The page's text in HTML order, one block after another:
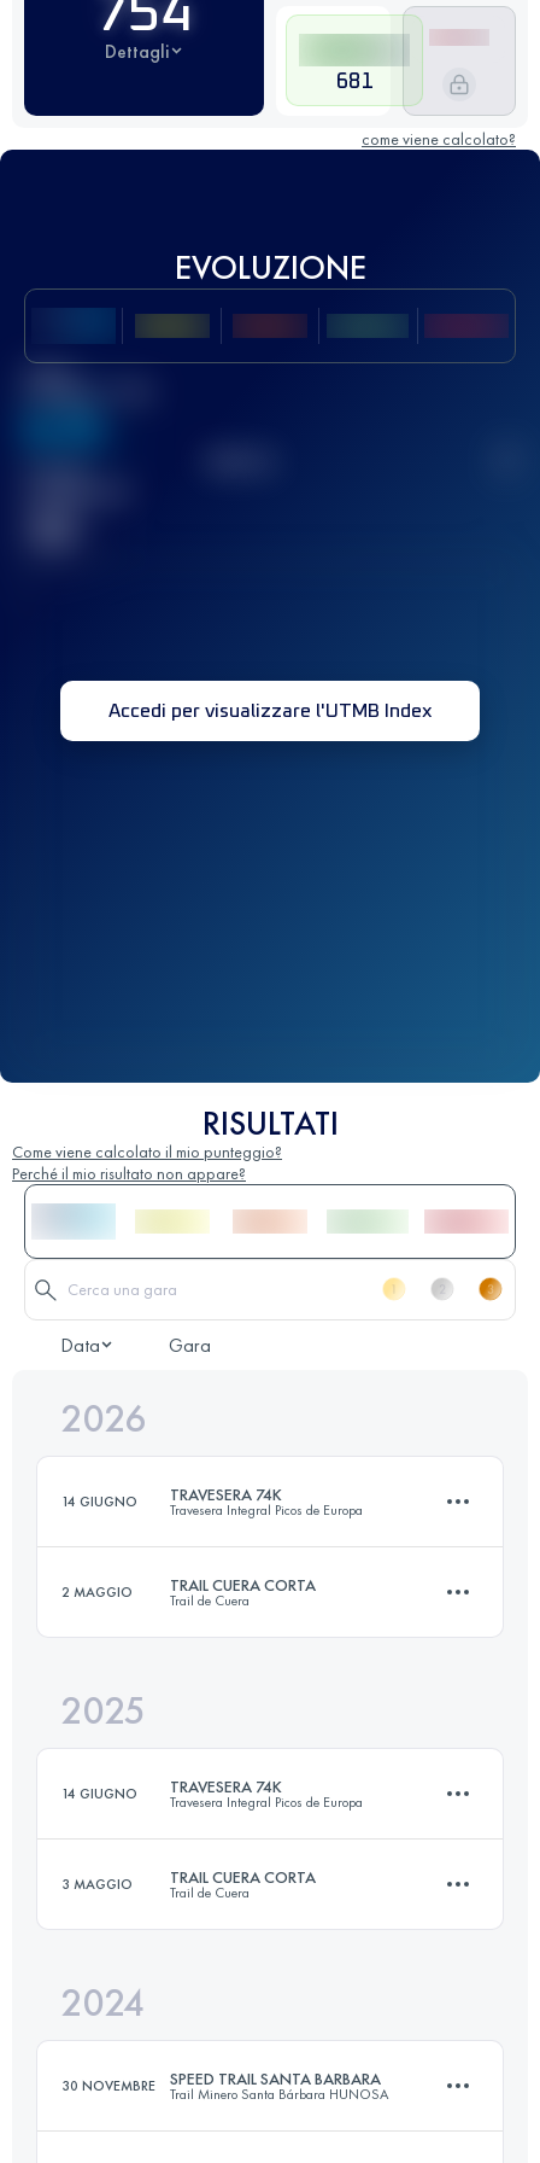
754
Dettagli
681
come viene calcolato?
EVOLUZIONE
Miglior
Accedi per visualizzare l'UTMB Index
RISULTATI
Come viene calcolato il mio punteggio?
Perché il mio risultato non appare?
Data Gara
2026
14 GIUGNO TRAVESERA 74K
Travesera Integral Picos de Europa
Accedi per visualizzare l'UTMB Index
2 MAGGIO TRAIL CUERA CORTA
Trail de Cuera
Accedi per visualizzare l'UTMB Index
2025
14 GIUGNO TRAVESERA 74K
Travesera Integral Picos de Europa
Accedi per visualizzare l'UTMB Index
3 MAGGIO TRAIL CUERA CORTA
Trail de Cuera
Accedi per visualizzare l'UTMB Index
2024
30 NOVEMBRE SPEED TRAIL SANTA BARBARA
Trail Minero Santa Bárbara HUNOSA